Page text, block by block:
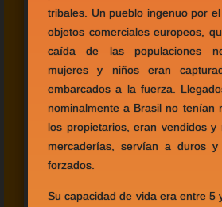
tribales. Un pueblo ingenuo por
objetos comerciales europeos,
caída de las populaciones
mujeres y niños eran
embarcados a la fuerza.
nominalmente a Brasil no tenían
los propietarios, eran vendidos y
mercaderías, servían a duros y
forzados.
Su capacidad de vida era entre 5